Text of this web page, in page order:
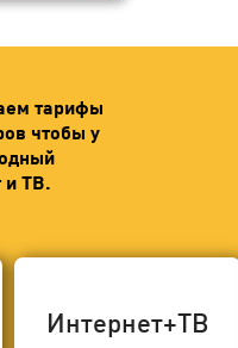
тарифы
чтобы у
и ТВ.
Интернет+ТВ